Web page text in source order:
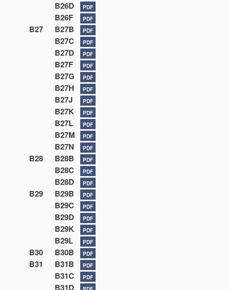
B26D PDF
B26F PDF
B27 B27B PDF
B27C PDF
B27D PDF
B27F PDF
B27G PDF
B27H PDF
B27J PDF
B27K PDF
B27L PDF
B27M PDF
B27N PDF
B28 B28B PDF
B28C PDF
B28D PDF
B29 B29B PDF
B29C PDF
B29D PDF
B29K PDF
B29L PDF
B30 B30B PDF
B31 B31B PDF
B31C PDF
B31D